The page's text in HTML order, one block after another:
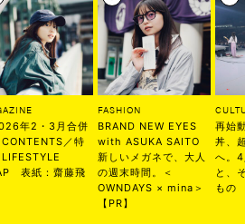
年2・3月合併
／特
表紙：齋藤飛
FASHION
BRAND NEW EYES
with ASUKA SAITO
新しいメガネで、大人
の週末時間。＜
OWNDAYS × mina＞
【PR】
再始
丼、
へ。
と、
もの